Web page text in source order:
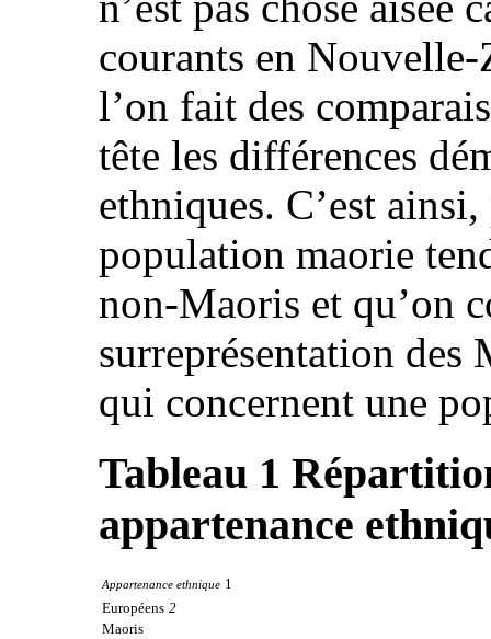
courants en
l’on fait des
tête les différences
ethniques. C’est
population maorie
non-Maoris et qu’on
surreprésentation des
qui concernent une
Tableau 1
appartenance
Appartenance ethnique 1
Européens 2
Maoris